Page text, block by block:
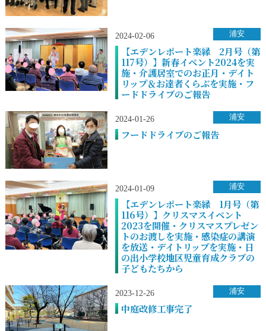
2024-02-06
【エデンレポート楽縁 2月号（第
117号）】新春イベント2024を実
施・介護居室でのお正月・デイト
リップ＆お達者くらぶを実施・フ
ードドライブのご報告
浦安
2024-01-26
フードドライブのご報告
浦安
2024-01-09
【エデンレポート楽縁 1月号（第
116号）】クリスマスイベント
2023を開催・クリスマスプレゼン
トのお渡しを実施・感染症の講演
を放送・デイトリップを実施・日
の出小学校地区児童育成クラブの
子どもたちから
浦安
2023-12-26
中庭改修工事完了
浦安